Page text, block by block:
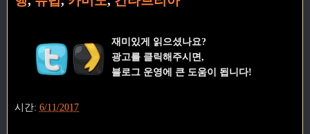
재미있게 읽으셨나요?
광고를 클릭해주시면,
블로그 운영에 큰 도움이 됩니다!
시간: 6/11/2017